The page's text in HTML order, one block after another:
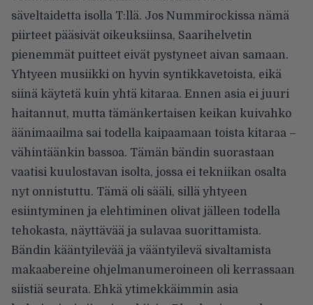
säveltaidetta isolla T:llä. Jos Nummirockissa nämä
piirteet pääsivät oikeuksiinsa, Saarihelvetin
pienemmät puitteet eivät pystyneet aivan samaan.
Yhtyeen musiikki on hyvin syntikkavetoista, eikä
siinä käytetä kuin yhtä kitaraa. Ennen asia ei juuri
haitannut, mutta tämänkertaisen keikan kuivahko
äänimaailma sai todella kaipaamaan toista kitaraa –
vähintäänkin bassoa. Tämän bändin suorastaan
vaatisi kuulostavan isolta, jossa ei tekniikan osalta
nyt onnistuttu. Tämä oli sääli, sillä yhtyeen
esiintyminen ja elehtiminen olivat jälleen todella
tehokasta, näyttävää ja sulavaa suorittamista.
Bändin kääntyilevää ja vääntyilevä sivaltamista
makaabereine ohjelmanumeroineen oli kerrassaan
siistiä seurata. Ehkä ytimekkäimmin asia